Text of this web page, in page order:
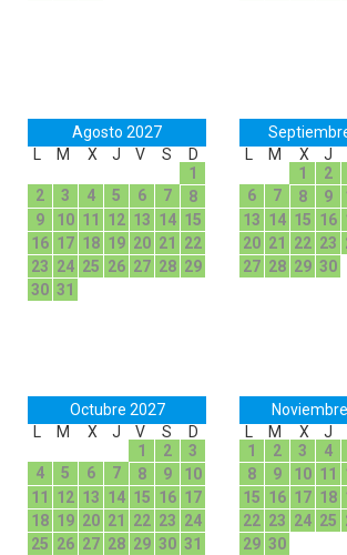
Agosto 2027
L
M X J V S
D
1
2
3 4 5 6 7
8
9
10 11 12 13 14 15
16 17 18 19 20 21
22
23 24 25 26 27 28 29
30 31
L
M X J
1
2
6
7 8 9
13 14 15 16
20 21 22 23
27 28 29 30
Octubre 2027
L
M X J V S
D
1
2
3
4
5 6 7 8 9
10
11
12 13 14 15 16 17
18 19 20 21 22 23 24
25 26 27 28 29 30 31
L
M X J
1
2 3 4
8
9 10 11
15 16 17 18
22 23 24 25
29 30